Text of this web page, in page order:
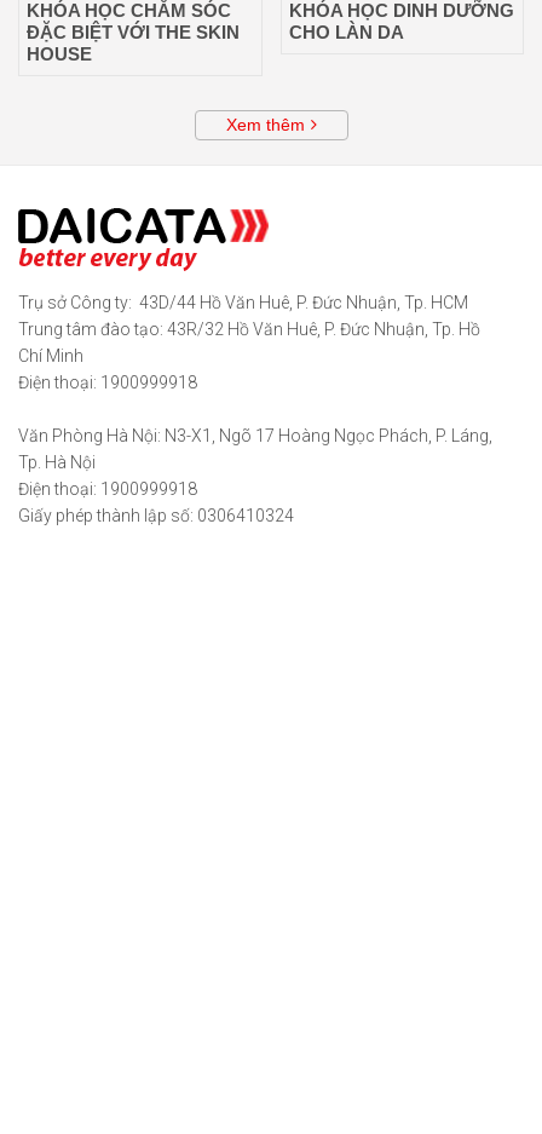
KHÓA HỌC CHĂM SÓC
ĐẶC BIỆT VỚI THE SKIN
HOUSE
KHÓA HỌC DINH DƯỠNG
CHO LÀN DA
Xem thêm
Trụ sở Công ty: 43D/44 Hồ Văn Huê, P. Đức Nhuận, Tp. HCM
Trung tâm đào tạo: 43R/32 Hồ Văn Huê, P. Đức Nhuận, Tp. Hồ
Chí Minh
Điện thoại: 1900999918
Văn Phòng Hà Nội: N3-X1, Ngõ 17 Hoàng Ngọc Phách, P. Láng,
Tp. Hà Nội
Điện thoại: 1900999918
Giấy phép thành lập số: 0306410324